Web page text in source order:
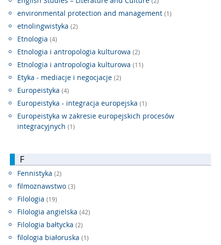
environmental protection and management (1)
etnolingwistyka (2)
Etnologia (4)
Etnologia i antropologia kulturowa (2)
Etnologia i antropologia kulturowa (11)
Etyka - mediacje i negocjacje (2)
Europeistyka (4)
Europeistyka - integracja europejska (1)
Europeistyka w zakresie europejskich procesów
integracyjnych (1)
F
Fennistyka (2)
filmoznawstwo (3)
Filologia (19)
Filologia angielska (42)
Filologia bałtycka (2)
filologia białoruska (1)